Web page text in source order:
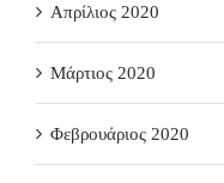
Απρίλιος 2020
Μάρτιος 2020
Φεβρουάριος 2020